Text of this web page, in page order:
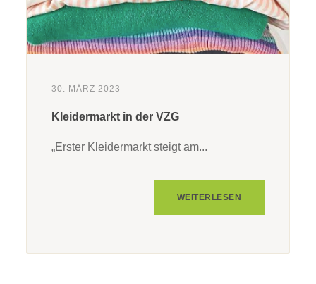
30. MÄRZ 2023
Kleidermarkt in der VZG
„Erster Kleidermarkt steigt am...
WEITERLESEN